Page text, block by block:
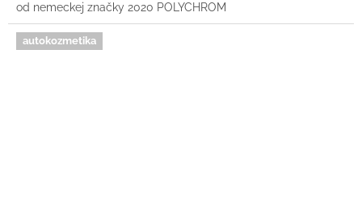
od nemeckej značky 2020 POLYCHROM
autokozmetika